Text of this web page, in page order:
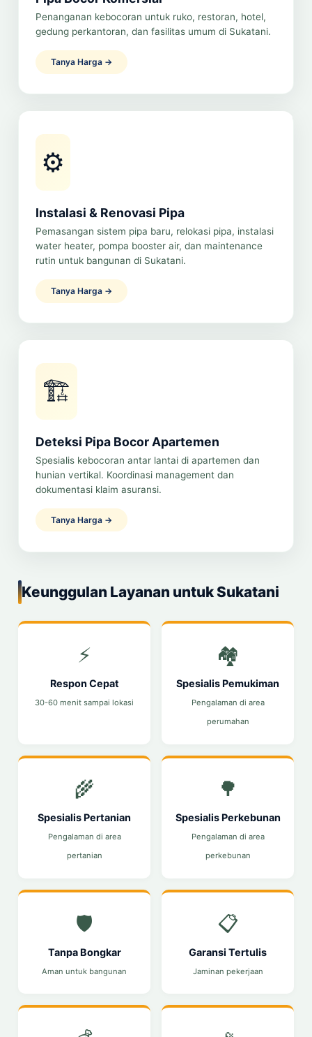
Penanganan kebocoran untuk ruko, restoran, hotel,
gedung perkantoran, dan fasilitas umum di Sukatani.
Tanya Harga →
⚙️
Instalasi & Renovasi Pipa
Pemasangan sistem pipa baru, relokasi pipa, instalasi
water heater, pompa booster air, dan maintenance
rutin untuk bangunan di Sukatani.
Tanya Harga →
🏗️
Deteksi Pipa Bocor Apartemen
Spesialis kebocoran antar lantai di apartemen dan
hunian vertikal. Koordinasi management dan
dokumentasi klaim asuransi.
Tanya Harga →
Keunggulan Layanan untuk Sukatani
⚡
Respon Cepat
30-60 menit sampai lokasi
🏘️
Spesialis Pemukiman
Pengalaman di area
perumahan
🌾
Spesialis Pertanian
Pengalaman di area
pertanian
🌳
Spesialis Perkebunan
Pengalaman di area
perkebunan
🛡️
Tanpa Bongkar
Aman untuk bangunan
📋
Garansi Tertulis
Jaminan pekerjaan